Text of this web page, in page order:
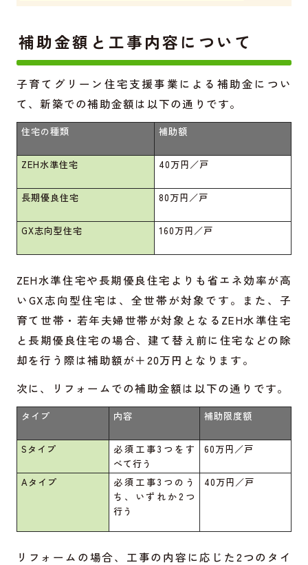
補助金額と工事内容について
子育てグリーン住宅支援事業による補助金につい
て、新築での補助金額は以下の通りです。
住宅の種類 補助額
ZEH水準住宅 40万円／戸
長期優良住宅 80万円／戸
GX志向型住宅 160万円／戸
ZEH水準住宅や長期優良住宅よりも省エネ効率が高
いGX志向型住宅は、全世帯が対象です。また、子
育て世帯・若年夫婦世帯が対象となるZEH水準住宅
と長期優良住宅の場合、建て替え前に住宅などの除
却を行う際は補助額が＋20万円となります。
次に、リフォームでの補助金額は以下の通りです。
タイプ 内容 補助限度額
Sタイプ
必須工事3つをす
べて行う
60万円／戸
Aタイプ
必須工事3つのう
ち、いずれか2つ
行う
40万円／戸
リフォームの場合、工事の内容に応じた2つのタイ